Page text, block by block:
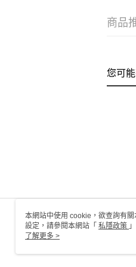
商品
您可
本網站中使用 cookie，欲查詢有
設定，請參閱本網站「 私隱政策
用 cookie。
了解更多 >